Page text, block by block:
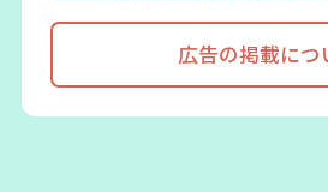
広告の掲載につ